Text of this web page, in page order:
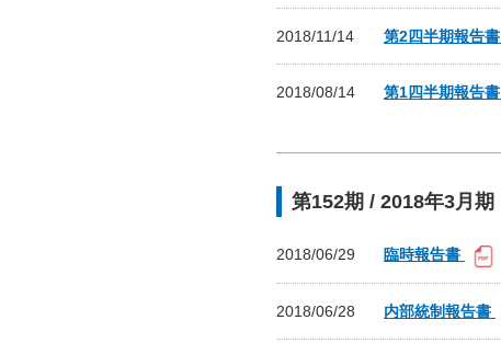
2018/11/14 第2四半期報告書
2018/08/14 第1四半期報告書
第152期 / 2018年3月期
2018/06/29 臨時報告書
2018/06/28 内部統制報告書